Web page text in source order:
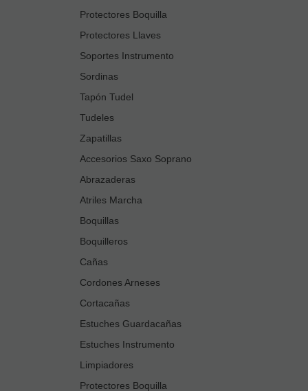
Protectores Boquilla
Protectores Llaves
Soportes Instrumento
Sordinas
Tapón Tudel
Tudeles
Zapatillas
Accesorios Saxo Soprano
Abrazaderas
Atriles Marcha
Boquillas
Boquilleros
Cañas
Cordones Arneses
Cortacañas
Estuches Guardacañas
Estuches Instrumento
Limpiadores
Protectores Boquilla